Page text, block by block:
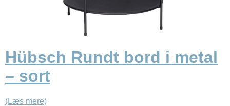
Hübsch Rundt bord i metal
– sort
(Læs mere)